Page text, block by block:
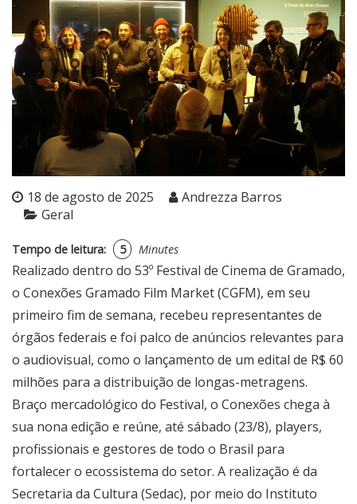
18 de agosto de 2025
Andrezza Barros
Geral
Tempo de leitura: 5 Minutes
Realizado dentro do 53º Festival de Cinema de Gramado,
o Conexões Gramado Film Market (CGFM), em seu
primeiro fim de semana, recebeu representantes de
órgãos federais e foi palco de anúncios relevantes para
o audiovisual, como o lançamento de um edital de R$ 60
milhões para a distribuição de longas-metragens.
Braço mercadológico do Festival, o Conexões chega à
sua nona edição e reúne, até sábado (23/8), players,
profissionais e gestores de todo o Brasil para
fortalecer o ecossistema do setor. A realização é da
Secretaria da Cultura (Sedac), por meio do Instituto